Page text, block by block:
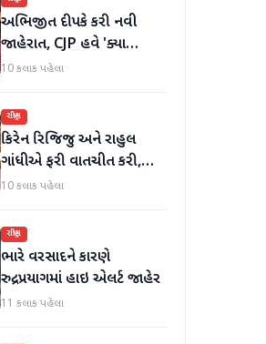
અભિજીત દીપકે કરી નવી
જાહેરાત, CJP હવે 'ક્યા
બોલતી પબ્લિક' અભિયાન શરૂ
10 કલાક પહેલા
રાષ્ટ્રીય
કિરેન રિજિજુ અને રાહુલ
ગાંધીએ ફરી વાતચીત કરી,
મહિલા અનામત અને સીમાંકન
10 કલાક પહેલા
રાષ્ટ્રીય
ભારે વરસાદને કારણે
રુદ્રપ્રયાગમાં હાઇ એલર્ટ જાહેર
11 કલાક પહેલા